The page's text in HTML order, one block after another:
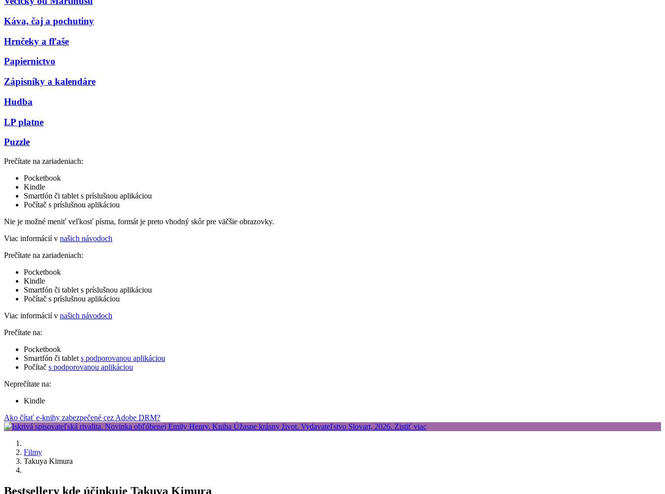
Káva, čaj a pochutiny
Hrnčeky a fľaše
Papiernictvo
Zápisníky a kalendáre
Hudba
LP platne
Puzzle
Prečítate na zariadeniach:
Pocketbook
Kindle
Smartfón či tablet s príslušnou aplikáciou
Počítač s príslušnou aplikáciou
Nie je možné meniť veľkosť písma, formát je preto vhodný skôr pre väčšie obrazovky.
Viac informácií v našich návodoch
Prečítate na zariadeniach:
Pocketbook
Kindle
Smartfón či tablet s príslušnou aplikáciou
Počítač s príslušnou aplikáciou
Viac informácií v našich návodoch
Prečítate na:
Pocketbook
Smartfón či tablet s podporovanou aplikáciou
Počítač s podporovanou aplikáciou
Neprečítate na:
Kindle
Ako čítať e-knihy zabezpečené cez Adobe DRM?
Filmy
Takuya Kimura
Bestsellery kde účinkuje Takuya Kimura